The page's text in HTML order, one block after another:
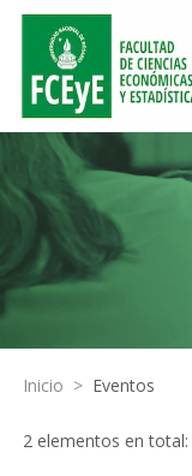
Inicio > Eventos
2 elementos en total: